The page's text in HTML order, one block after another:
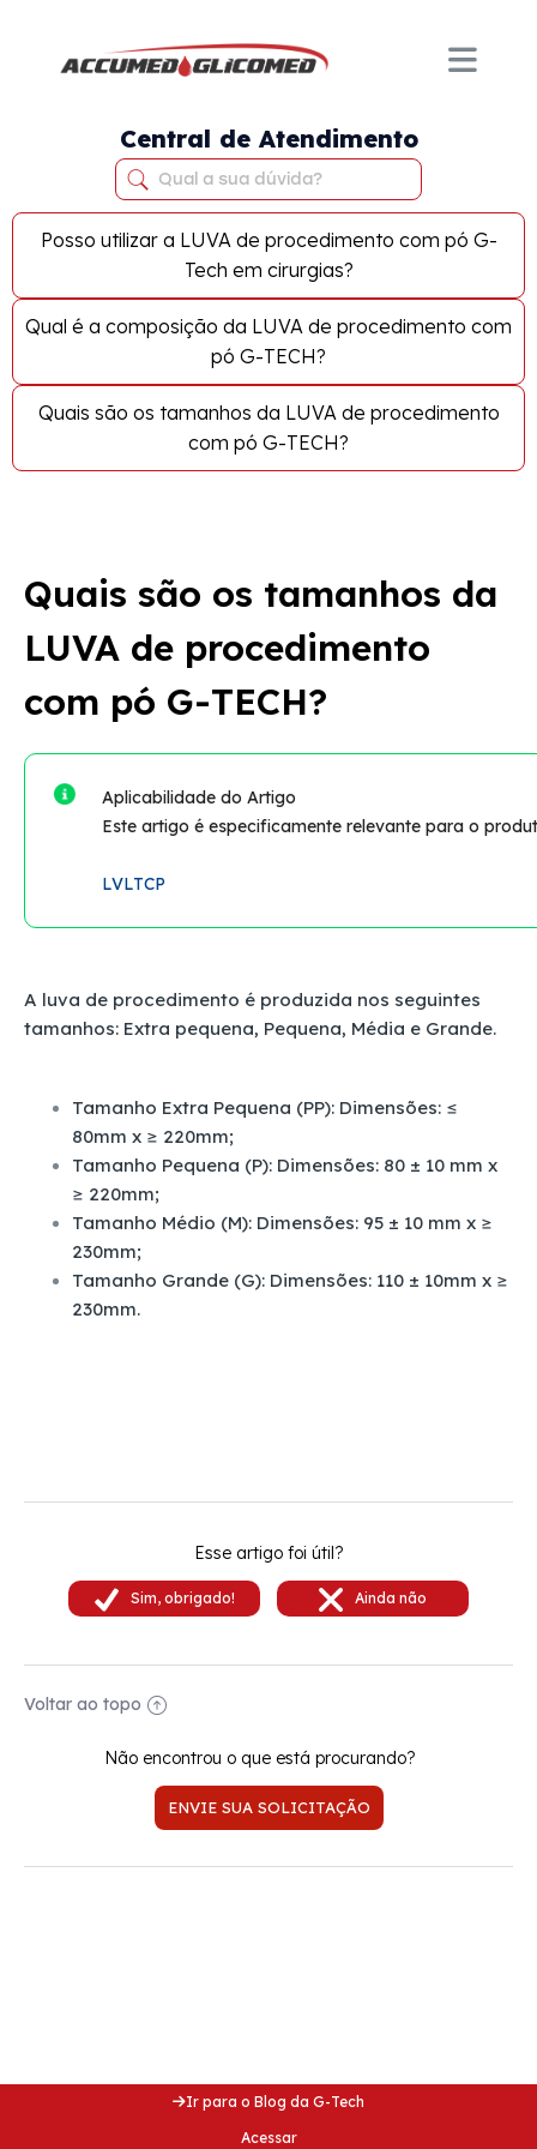
Central de Atendimento
Posso utilizar a LUVA de procedimento com pó G-
Tech em cirurgias?
Qual é a composição da LUVA de procedimento com
pó G-TECH?
Quais são os tamanhos da LUVA de procedimento
com pó G-TECH?
Quais são os tamanhos da
LUVA de procedimento
com pó G-TECH?
Aplicabilidade do Artigo
Este artigo é especificamente relevante para o
LVLTCP
A luva de procedimento é produzida nos seguintes
tamanhos: Extra pequena, Pequena, Média e Grande.
Tamanho Extra Pequena (PP): Dimensões: ≤
80mm x ≥ 220mm;
Tamanho Pequena (P): Dimensões: 80 ± 10 mm x
≥ 220mm;
Tamanho Médio (M): Dimensões: 95 ± 10 mm x ≥
230mm;
Tamanho Grande (G): Dimensões: 110 ± 10mm x ≥
230mm.
Esse artigo foi útil?
Voltar ao topo
Não encontrou o que está procurando?
ENVIE SUA SOLICITAÇÃO
Ir para o Blog da G-Tech
Acessar